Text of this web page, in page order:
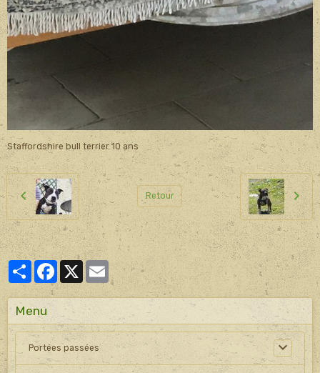
Staffordshire bull terrier 10 ans
Retour
PartagerFacebook
X Email
Menu
Portées passées